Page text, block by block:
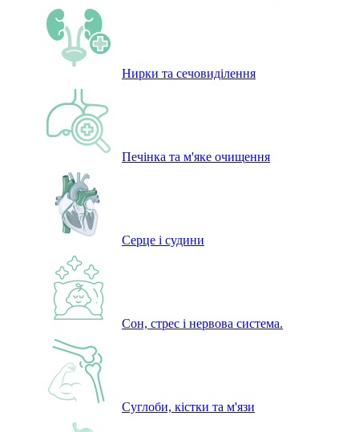
Нирки та сечовиділення
Печінка та м'яке очищення
Серце і судини
Сон, стрес і нервова система.
Суглоби, кістки та м'язи